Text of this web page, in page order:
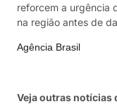
reforcem a urgência
na região antes de
Agência Brasil
Veja outras notícias